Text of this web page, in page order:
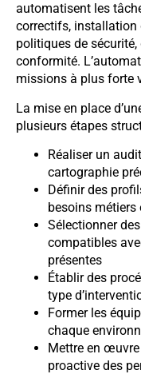
automatisent les
correctifs, installation
politiques de
conformité.
missions à plus forte
La mise en place
plusieurs étapes
Réaliser un
cartographie
Définir des
besoins métiers
Sélectionner
compatibles
présentes
Établir des
type
Former les
chaque
Mettre en
proactive des